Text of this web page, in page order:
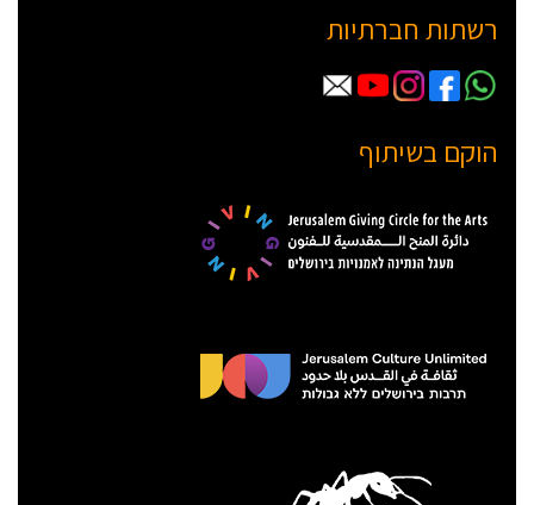
רשתות חברתיות
הוקם בשיתוף